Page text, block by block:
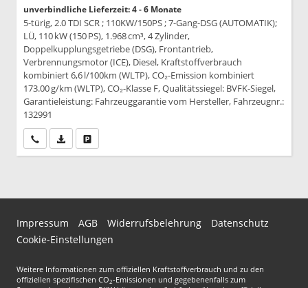
unverbindliche Lieferzeit: 4 - 6 Monate
5-türig, 2.0 TDI SCR ; 110KW/150PS ; 7-Gang-DSG (AUTOMATIK);
LÜ, 110 kW (150 PS), 1.968 cm³, 4 Zylinder,
Doppelkupplungsgetriebe (DSG), Frontantrieb,
Verbrennungsmotor (ICE), Diesel, Kraftstoffverbrauch
kombiniert 6,6 l/100km (WLTP), CO₂-Emission kombiniert
173.00 g/km (WLTP), CO₂-Klasse F, Qualitätssiegel: BVFK-Siegel,
Garantieleistung: Fahrzeuggarantie vom Hersteller, Fahrzeugnr.:
132991
Wir rufen Sie anPDF-Datei, Fahrzeugexposé drucken
Impressum AGB Widerrufsbelehrung
Datenschutz
Cookie-Einstellungen
Weitere Informationen zum offiziellen Kraftstoffverbrauch und zu den
offiziellen spezifischen CO2-Emissionen und gegebenenfalls zum